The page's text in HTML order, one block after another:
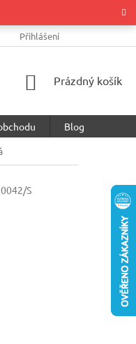
OCHRANY OSOBNÍCH
Přihlášení
NÁKUPNÍ
Prázdný košík
Blog
S